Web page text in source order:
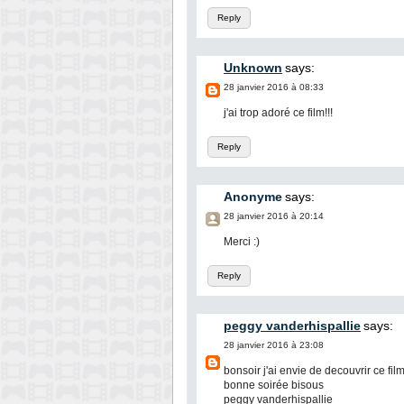
Reply
Unknown says:
28 janvier 2016 à 08:33
Reply
j'ai trop adoré ce film!!!
Anonymesays:
28 janvier 2016 à 20:14
Reply
Merci :)
peggy vanderhispalliesays:
28 janvier 2016 à 23:08
bonsoir j'ai envie de decouvrir ce film
bonne soirée bisous
peggy vanderhispallie